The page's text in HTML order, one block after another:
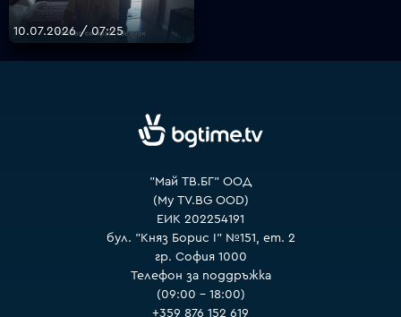
10.07.2026 / 07:25
"Май ТВ.БГ" ООД
(My TV.BG OOD)
ЕИК 202254191
бул. "Княз Борис I" №151, ет. 2
гр. София 1000
Телефон за поддръжка
(09:00 – 18:00)
+359 876 152 619